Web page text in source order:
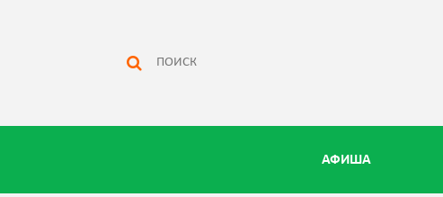
АФИША